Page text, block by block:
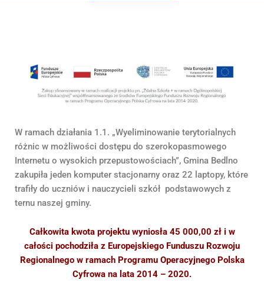
W ramach działania 1.1. „Wyeliminowanie terytorialnych
różnic w możliwości dostępu do szerokopasmowego
Internetu o wysokich przepustowościach”, Gmina Bedlno
zakupiła jeden komputer stacjonarny oraz 22 laptopy, które
trafiły do uczniów i nauczycieli szkół podstawowych z
ternu naszej gminy.
Całkowita kwota projektu wyniosła 45 000,00 zł i w
całości pochodziła z Europejskiego Funduszu Rozwoju
Regionalnego w ramach Programu Operacyjnego Polska
Cyfrowa na lata 2014 – 2020.